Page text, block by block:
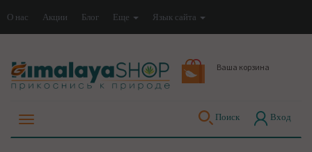
О нас Акции Блог Еще Язык сайта
Ваша корзина
Поиск Вход